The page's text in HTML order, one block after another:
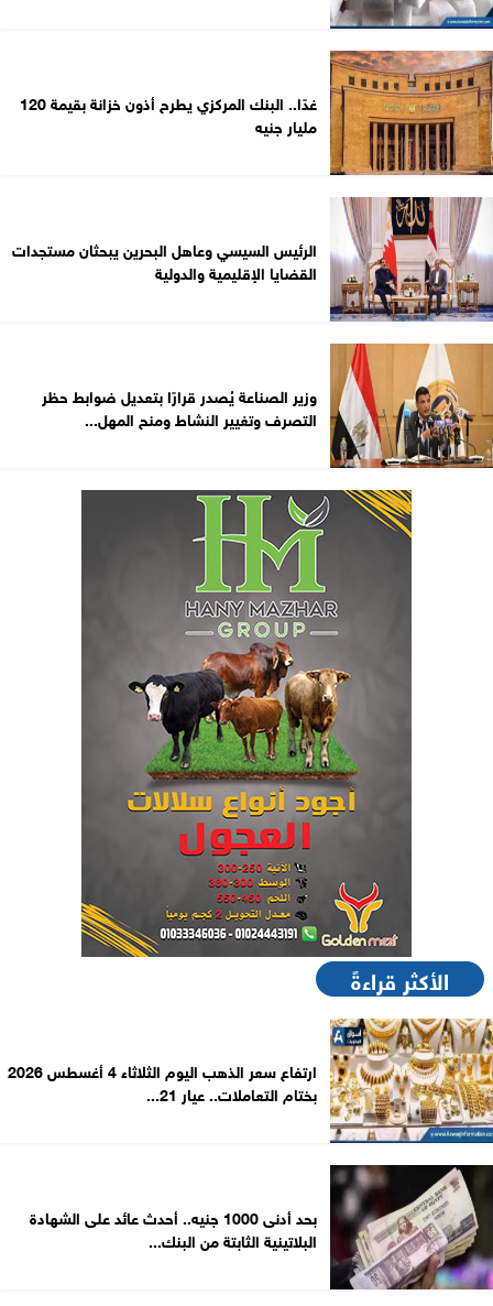
غدًا.. البنك المركزي يطرح أذون خزانة بقيمة 120
مليار جنيه
الرئيس السيسي وعاهل البحرين يبحثان مستجدات
القضايا الإقليمية والدولية
وزير الصناعة يُصدر قرارًا بتعديل ضوابط حظر
التصرف وتغيير النشاط ومنح المهل...
الأكثر قراءةً
ارتفاع سعر الذهب اليوم الثلاثاء 4 أغسطس 2026
بختام التعاملات.. عيار 21...
بحد أدنى 1000 جنيه.. أحدث عائد على الشهادة
البلاتينية الثابتة من البنك...